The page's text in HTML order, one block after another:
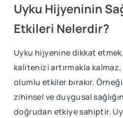
Uyku Hijyeninin
Etkileri Nelerdir?
Uyku hijyenine dikkat
kalitenizi artırmakla kalmaz,
olumlu etkiler bırakır.
zihinsel ve duygusal
doğrudan etkiye sahiptir.